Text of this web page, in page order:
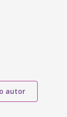
autor